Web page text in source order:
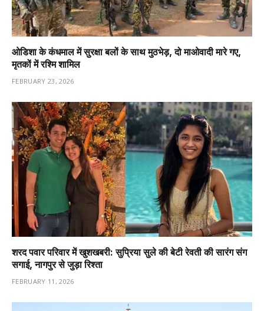
ओडिशा के कंधमाल में सुरक्षा बलों के साथ मुठभेड़, दो माओवादी मारे गए,
मृतकों में रश्मि शामिल
FEBRUARY 23, 2026
शरद पवार परिवार में खुशखबरी: सुप्रिया सुले की बेटी रेवती की सारंग संग
सगाई, नागपुर से जुड़ा रिश्ता
FEBRUARY 11, 2026